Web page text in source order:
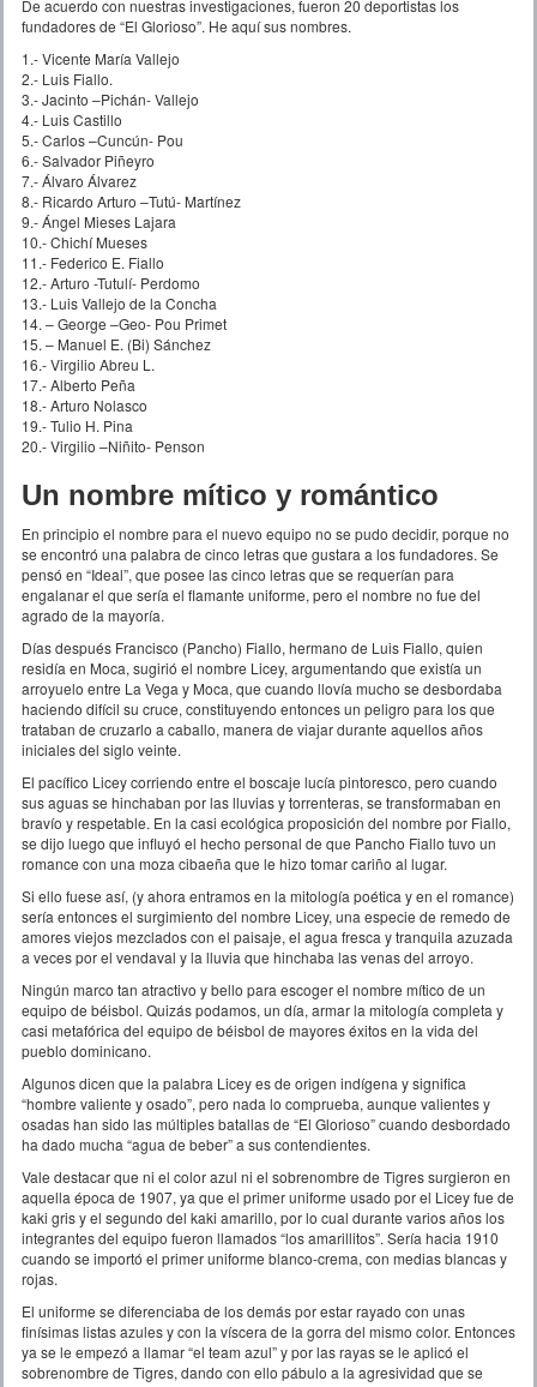
De acuerdo con nuestras investigaciones, fueron 20 deportistas los
fundadores de “El Glorioso”. He aquí sus nombres.
1.- Vicente María Vallejo
2.- Luis Fiallo.
3.- Jacinto –Pichán- Vallejo
4.- Luis Castillo
5.- Carlos –Cuncún- Pou
6.- Salvador Piñeyro
7.- Álvaro Álvarez
8.- Ricardo Arturo –Tutú- Martínez
9.- Ángel Mieses Lajara
10.- Chichí Mueses
11.- Federico E. Fiallo
12.- Arturo -Tutulí- Perdomo
13.- Luis Vallejo de la Concha
14. – George –Geo- Pou Primet
15. – Manuel E. (Bi) Sánchez
16.- Virgilio Abreu L.
17.- Alberto Peña
18.- Arturo Nolasco
19.- Tulio H. Pina
20.- Virgilio –Niñito- Penson
Un nombre mítico y romántico
En principio el nombre para el nuevo equipo no se pudo decidir, porque no
se encontró una palabra de cinco letras que gustara a los fundadores. Se
pensó en “Ideal”, que posee las cinco letras que se requerían para
engalanar el que sería el flamante uniforme, pero el nombre no fue del
agrado de la mayoría.
Días después Francisco (Pancho) Fiallo, hermano de Luis Fiallo, quien
residía en Moca, sugirió el nombre Licey, argumentando que existía un
arroyuelo entre La Vega y Moca, que cuando llovía mucho se desbordaba
haciendo difícil su cruce, constituyendo entonces un peligro para los que
trataban de cruzarlo a caballo, manera de viajar durante aquellos años
iniciales del siglo veinte.
El pacífico Licey corriendo entre el boscaje lucía pintoresco, pero cuando
sus aguas se hinchaban por las lluvias y torrenteras, se transformaban en
bravío y respetable. En la casi ecológica proposición del nombre por Fiallo,
se dijo luego que influyó el hecho personal de que Pancho Fiallo tuvo un
romance con una moza cibaeña que le hizo tomar cariño al lugar.
Si ello fuese así, (y ahora entramos en la mitología poética y en el romance)
sería entonces el surgimiento del nombre Licey, una especie de remedo de
amores viejos mezclados con el paisaje, el agua fresca y tranquila azuzada
a veces por el vendaval y la lluvia que hinchaba las venas del arroyo.
Ningún marco tan atractivo y bello para escoger el nombre mítico de un
equipo de béisbol. Quizás podamos, un día, armar la mitología completa y
casi metafórica del equipo de béisbol de mayores éxitos en la vida del
pueblo dominicano.
Algunos dicen que la palabra Licey es de origen indígena y significa
“hombre valiente y osado”, pero nada lo comprueba, aunque valientes y
osadas han sido las múltiples batallas de “El Glorioso” cuando desbordado
ha dado mucha “agua de beber” a sus contendientes.
Vale destacar que ni el color azul ni el sobrenombre de Tigres surgieron en
aquella época de 1907, ya que el primer uniforme usado por el Licey fue de
kaki gris y el segundo del kaki amarillo, por lo cual durante varios años los
integrantes del equipo fueron llamados “los amarillitos”. Sería hacia 1910
cuando se importó el primer uniforme blanco-crema, con medias blancas y
rojas.
El uniforme se diferenciaba de los demás por estar rayado con unas
finísimas listas azules y con la víscera de la gorra del mismo color. Entonces
ya se le empezó a llamar “el team azul” y por las rayas se le aplicó el
sobrenombre de Tigres, dando con ello pábulo a la agresividad que se